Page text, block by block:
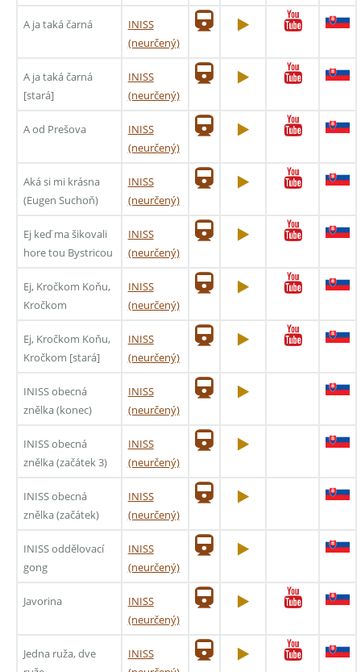
A ja taká čarná
INISS
(neurčený)
A ja taká čarná
[stará]
INISS
(neurčený)
A od Prešova
INISS
(neurčený)
Aká si mi krásna
(Eugen Suchoň)
INISS
(neurčený)
Ej keď ma šikovali
hore tou Bystricou
INISS
(neurčený)
Ej, Kročkom Koňu,
Kročkom
INISS
(neurčený)
Ej, Kročkom Koňu,
Kročkom [stará]
INISS
(neurčený)
INISS obecná
znělka (konec)
INISS
(neurčený)
INISS obecná
znělka (začátek 3)
INISS
(neurčený)
INISS obecná
znělka (začátek)
INISS
(neurčený)
INISS oddělovací
gong
INISS
(neurčený)
Javorina
INISS
(neurčený)
Jedna ruža, dve
INISS